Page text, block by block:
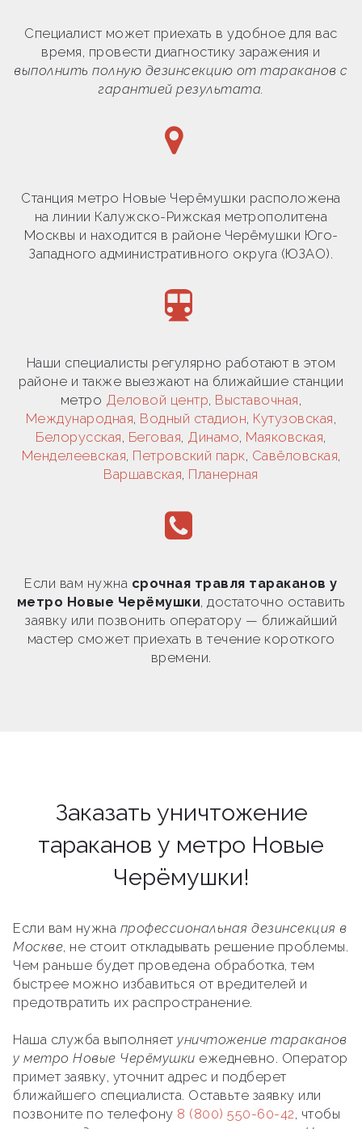
Специалист может приехать в удобное для вас
время, провести диагностику заражения и
выполнить полную дезинсекцию от тараканов с
гарантией результата.
Станция метро Новые Черёмушки расположена
на линии Калужско-Рижская метрополитена
Москвы и находится в районе Черёмушки Юго-
Западного административного округа (ЮЗАО).
Наши специалисты регулярно работают в этом
районе и также выезжают на ближайшие станции
метро Деловой центр, Выставочная,
Международная, Водный стадион, Кутузовская,
Белорусская, Беговая, Динамо, Маяковская,
Менделеевская, Петровский парк, Савёловская,
Варшавская, Планерная
Если вам нужна срочная травля тараканов у
метро Новые Черёмушки, достаточно оставить
заявку или позвонить оператору — ближайший
мастер сможет приехать в течение короткого
времени.
Заказать уничтожение
тараканов у метро Новые
Черёмушки!
Если вам нужна профессиональная дезинсекция в
Москве, не стоит откладывать решение проблемы.
Чем раньше будет проведена обработка, тем
быстрее можно избавиться от вредителей и
предотвратить их распространение.
Наша служба выполняет уничтожение тараканов
у метро Новые Черёмушки ежедневно. Оператор
примет заявку, уточнит адрес и подберет
ближайшего специалиста. Оставьте заявку или
позвоните по телефону 8 (800) 550-60-42, чтобы